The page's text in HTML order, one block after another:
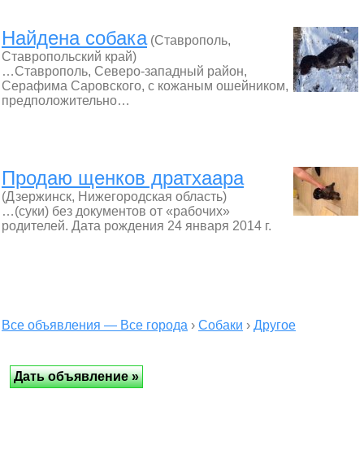
Найдена собака(Ставрополь,
Ставропольский край)
…Ставрополь, Северо-западный район,
Серафима Саровского, с кожаным ошейником,
предположительно…
Продаю щенков дратхаара
(Дзержинск, Нижегородская область)
…(суки) без документов от «рабочих»
родителей. Дата рождения 24 января 2014 г.
Все объявления — Все города › Собаки › Другое